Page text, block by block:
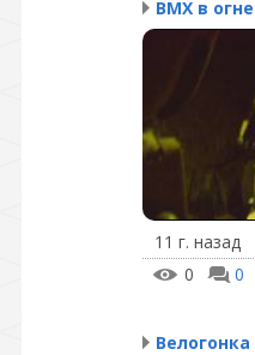
BMX в огне
11 г. назад
0
0